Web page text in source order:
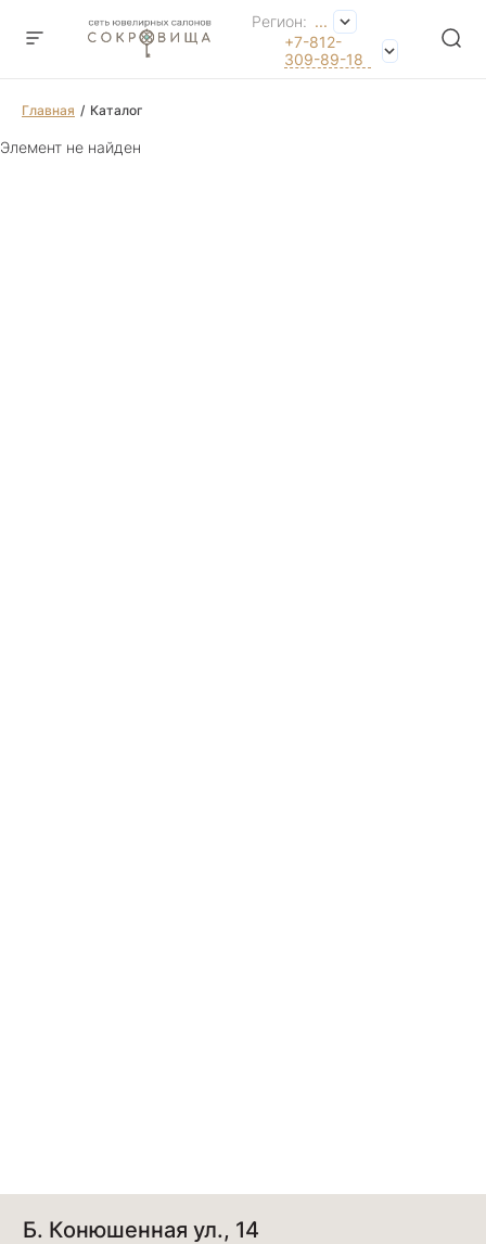
Регион: ...
+7-812-
309-89-18
Главная Каталог
Элемент не найден
Б. Конюшенная ул., 14